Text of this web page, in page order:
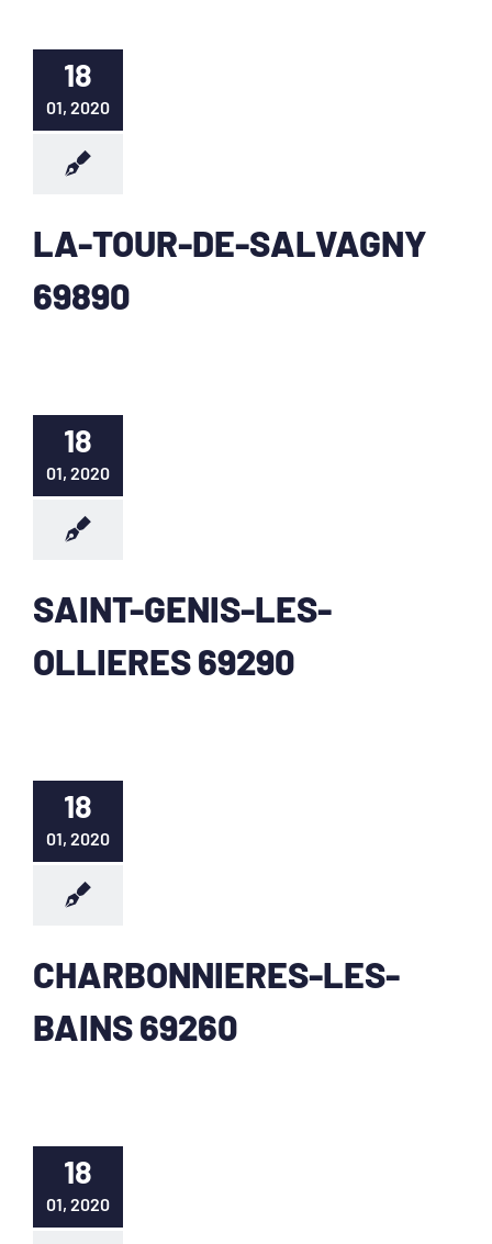
18
01, 2020
LA-TOUR-DE-SALVAGNY
69890
18
01, 2020
SAINT-GENIS-LES-
OLLIERES 69290
18
01, 2020
CHARBONNIERES-LES-
BAINS 69260
18
01, 2020